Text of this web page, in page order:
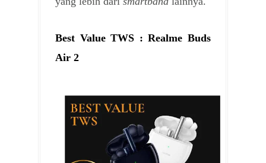
Best Value TWS : Realme Buds
Air 2